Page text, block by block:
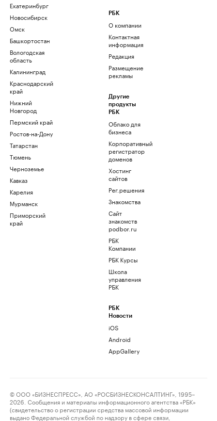
Екатеринбург
Новосибирск
Омск
Башкортостан
Вологодская
область
Калининград
Краснодарский
край
Нижний
Новгород
Пермский край
Ростов-на-Дону
Татарстан
Тюмень
Черноземье
Кавказ
Карелия
Мурманск
Приморский
край
РБК
О компании
Контактная
информация
Редакция
Размещение
рекламы
Другие
продукты
РБК
Облако для
бизнеса
Корпоративный
регистратор
доменов
Хостинг
сайтов
Рег.решения
Знакомства
Сайт
знакомств
podbor.ru
РБК
Компании
РБК Курсы
Школа
управления
РБК
РБК
Новости
iOS
Android
AppGallery
© ООО «БИЗНЕСПРЕСС», АО «РОСБИЗНЕСКОНСАЛТИНГ», 1995–
2026. Сообщения и материалы информационного агентства «РБК»
(свидетельство о регистрации средства массовой информации
выдано Федеральной службой по надзору в сфере связи,